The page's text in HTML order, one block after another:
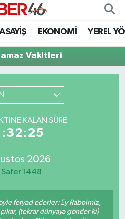
ASAYİŞ EKONOMİ YEREL
Vakitleri
KALAN SÜRE
2026
Safer 1448
feryad ederler: Ey Rabbimiz,
(tekrar dünyaya gönder ki)
Vakitleri
ve Fikstür